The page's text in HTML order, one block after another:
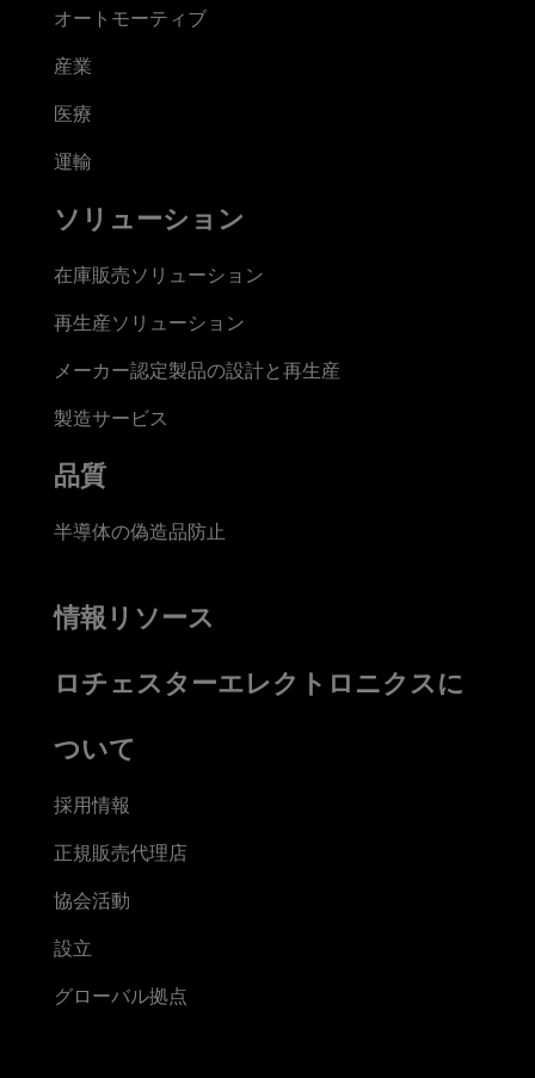
オートモーティブ
産業
医療
運輸
ソリューション
在庫販売ソリューション
再生産ソリューション
メーカー認定製品の設計と再生産
製造サービス
品質
半導体の偽造品防止
情報リソース
ロチェスターエレクトロニクスに
ついて
採用情報
正規販売代理店
協会活動
設立
グローバル拠点